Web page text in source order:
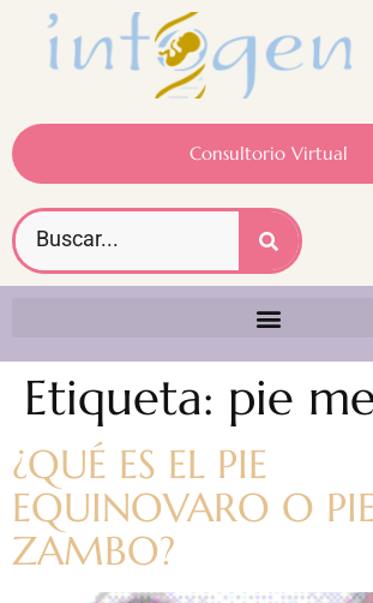
Consultorio Virtual
Etiqueta: pie
¿QUÉ ES EL PIE
EQUINOVARO O
ZAMBO?